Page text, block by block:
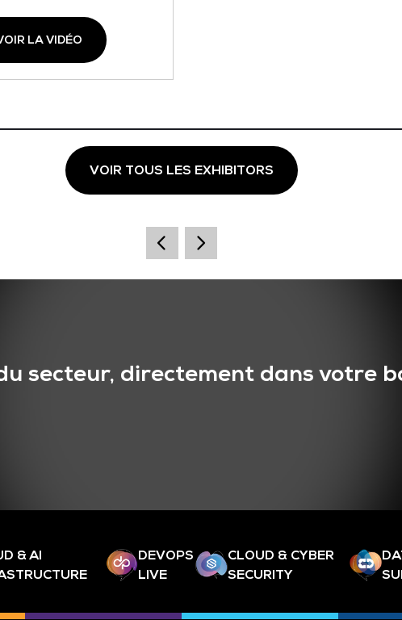
LA VIDÉO
VOIR TOUS LES EXHIBITORS
secteur, directement dans votre
& AI
DEVOPS
LIVE
CLOUD & CYBER
SECURITY